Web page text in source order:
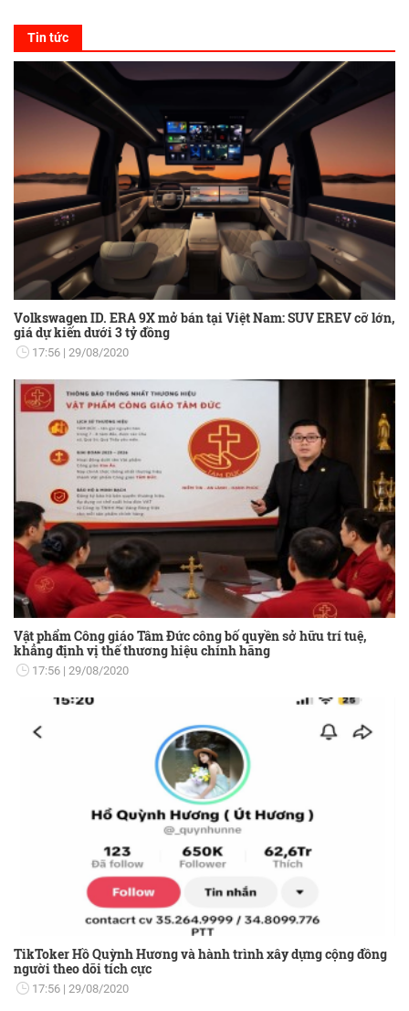
Tin tức
Volkswagen ID. ERA 9X mở bán tại Việt Nam: SUV EREV cỡ lớn,
giá dự kiến dưới 3 tỷ đồng
17:56 29/08/2020
Vật phẩm Công giáo Tâm Đức công bố quyền sở hữu trí tuệ,
khẳng định vị thế thương hiệu chính hãng
17:56 29/08/2020
TikToker Hồ Quỳnh Hương và hành trình xây dựng cộng đồng
người theo dõi tích cực
17:56 29/08/2020